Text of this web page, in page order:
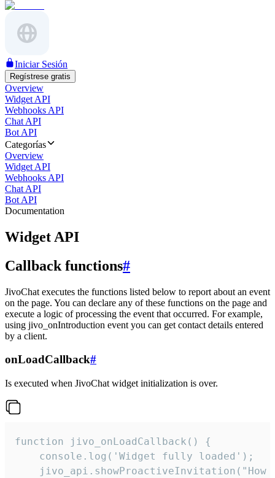
Iniciar Sesión
Regístrese gratis
Overview
Widget API
Webhooks API
Chat API
Bot API
Categorías
Overview
Widget API
Webhooks API
Chat API
Bot API
Documentation
Widget API
Callback functions#
JivoChat executes the functions listed below to report about an event
on the page. You can declare any of these functions on the page and
execute a logic of processing the event that occurred. For example,
using jivo_onIntroduction event you can get contact details entered
by a client.
onLoadCallback#
Is executed when JivoChat widget initialization is over.
function jivo_onLoadCallback() {
    console.log('Widget fully loaded');
jivo_api.showProactiveInvitation("How